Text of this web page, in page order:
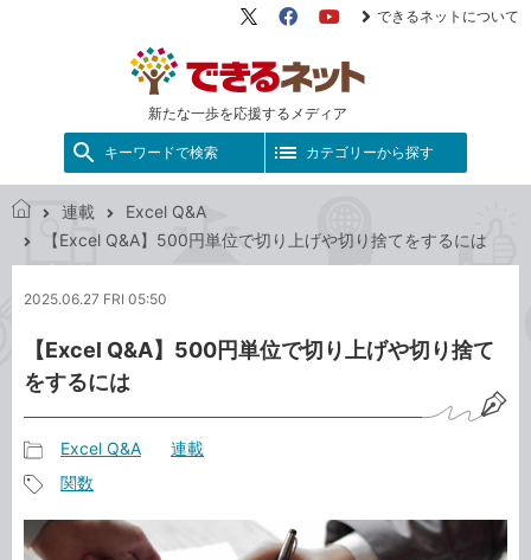
新たな一歩を応援するメディア
X（旧
FacebookYouTube
できるネットについて
キーワードで検索 カテゴリーから探す
ネ
ト
連載
Excel Q&A
【Excel Q&A】500円単位で切り上げや切り捨てをするには
2025.06.27 FRI 05:50
【Excel Q&A】500円単位で切り上げや切り捨て
をするには
事
カ
テ
Excel Q&A 連載
事
関数